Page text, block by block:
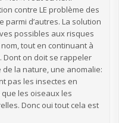
contre LE problème des
parmi d’autres. La solution
possibles aux risques
tout en continuant à
Dont on doit se rappeler
de la nature, une anomalie:
pas les insectes en
les oiseaux les
Donc oui tout cela est